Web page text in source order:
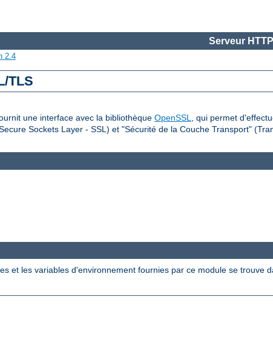
Serveur
2.4
TLS
une interface avec la bibliothèque OpenSSL, qui permet
Sockets Layer - SSL) et "Sécurité de la Couche Transport"
et les variables d'environnement fournies par ce module se trouve